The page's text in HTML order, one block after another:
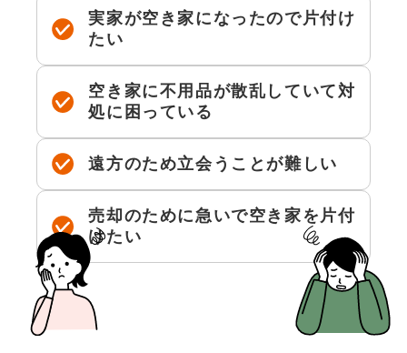
実家が空き家になったので片付け
たい
空き家に不用品が散乱していて対
処に困っている
遠方のため立会うことが難しい
売却のために急いで空き家を片付
けたい